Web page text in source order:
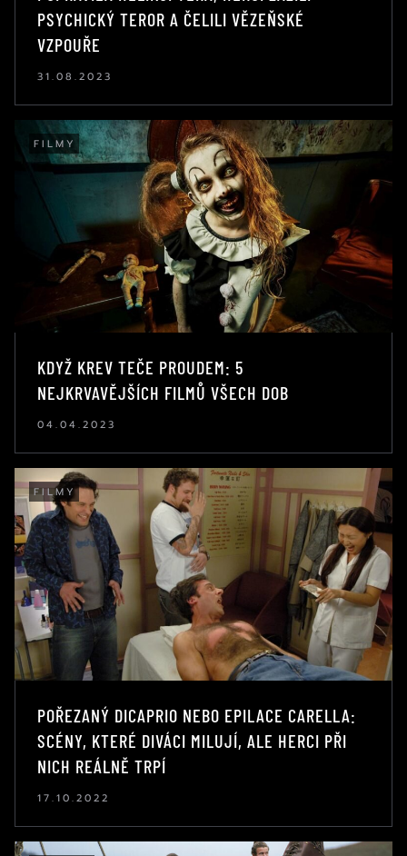
PSYCHICKÝ TEROR A ČELILI VĚZEŇSKÉ
VZPOUŘE
31.08.2023
FILMY
KDYŽ KREV TEČE PROUDEM: 5
NEJKRVAVĚJŠÍCH FILMŮ VŠECH DOB
04.04.2023
FILMY
POŘEZANÝ DICAPRIO NEBO EPILACE CARELLA:
SCÉNY, KTERÉ DIVÁCI MILUJÍ, ALE HERCI PŘI
NICH REÁLNĚ TRPÍ
17.10.2022